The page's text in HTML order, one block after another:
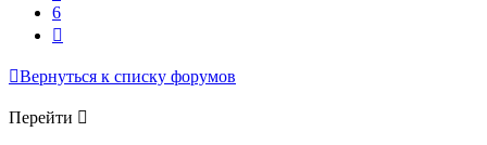
6
Вернуться к списку форумов
Перейти